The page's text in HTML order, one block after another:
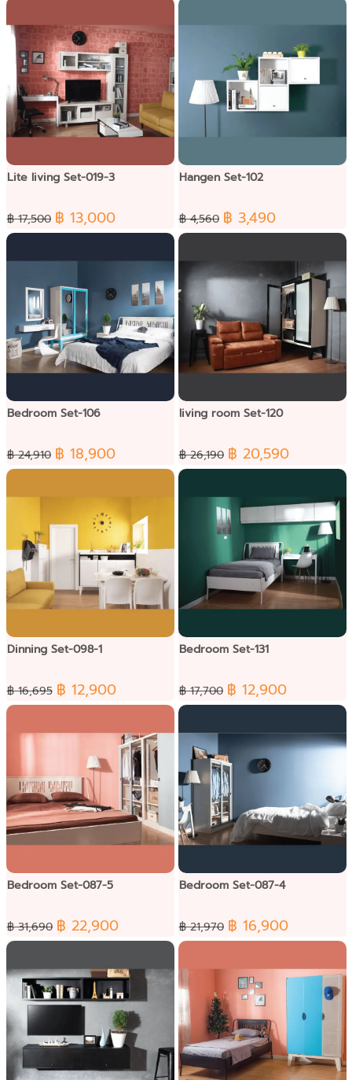
Lite living Set-019-3
฿ 17,500 ฿ 13,000
Hangen Set-102
฿ 4,560 ฿ 3,490
Bedroom Set-106
฿ 24,910 ฿ 18,900
living room Set-120
฿ 26,190 ฿ 20,590
Dinning Set-098-1
฿ 16,695 ฿ 12,900
Bedroom Set-131
฿ 17,700 ฿ 12,900
Bedroom Set-087-5
฿ 31,690 ฿ 22,900
Bedroom Set-087-4
฿ 21,970 ฿ 16,900